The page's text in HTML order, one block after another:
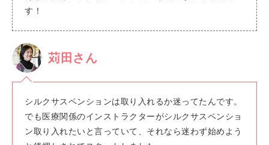
す！
苅田さん
シルクサスペンションは取り入れるか迷ってたんです。
でも医療関係のインストラクターがシルクサスペンショ
ン取り入れたいと言っていて、それなら迷わず始めよう